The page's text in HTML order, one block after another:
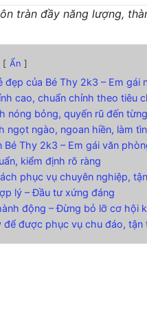
tràn đầy năng lượng,
Ẩn
đẹp của Bé Thy 2k3 – Em
cao, chuẩn chỉnh theo tiêu
nóng bỏng, quyến rũ đến
ngọt ngào, ngoan hiền, làm
Bé Thy 2k3 – Em gái văn
kiểm định rõ ràng
phục vụ chuyên nghiệp,
lý – Đầu tư xứng đáng
động – Đừng bỏ lỡ cơ hội
để được phục vụ chu đáo, tận